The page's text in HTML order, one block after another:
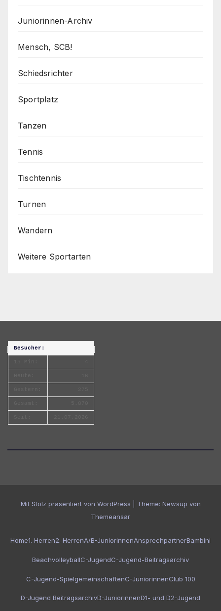
Juniorinnen-Archiv
Mensch, SCB!
Schiedsrichter
Sportplatz
Tanzen
Tennis
Tischtennis
Turnen
Wandern
Weitere Sportarten
Besucher:
Mit Stolz präsentiert von WordPress Theme: Newsup von
Themeansar
Home1. Herren2. HerrenA/B-JuniorinnenAnsprechpartnerBambini
BeachvolleyballC-JugendC-Jugend-Beitragsarchiv
C-Jugend-SpielgemeinschaftenC-JuniorinnenClub 100
D-Jugend BeitragsarchivD-JuniorinnenD1- und D2-Jugend